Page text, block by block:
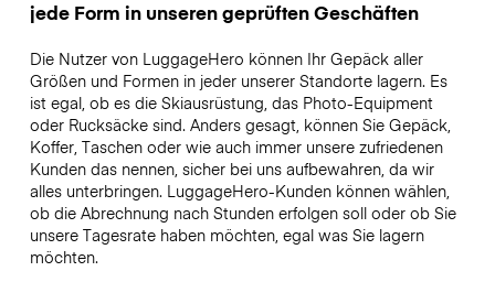
jede Form in unseren geprüften Geschäften
Die Nutzer von LuggageHero können Ihr Gepäck aller
Größen und Formen in jeder unserer Standorte lagern. Es
ist egal, ob es die Skiausrüstung, das Photo-Equipment
oder Rucksäcke sind. Anders gesagt, können Sie Gepäck,
Koffer, Taschen oder wie auch immer unsere zufriedenen
Kunden das nennen, sicher bei uns aufbewahren, da wir
alles unterbringen. LuggageHero-Kunden können wählen,
ob die Abrechnung nach Stunden erfolgen soll oder ob Sie
unsere Tagesrate haben möchten, egal was Sie lagern
möchten.